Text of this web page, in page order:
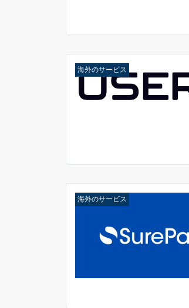
海外のサービス
海外のサービス